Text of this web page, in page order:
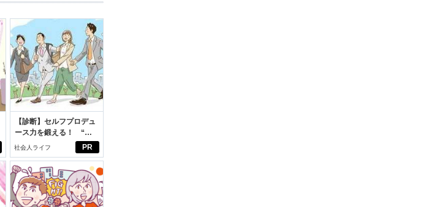
PR
【診断】セルフプロデュ
ース力を鍛える！ “ジ
ブン観”診断
社会人ライフ